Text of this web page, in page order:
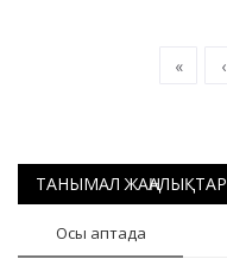
« ‹
ТАНЫМАЛ ЖАҢАЛЫҚТАР
Осы аптада